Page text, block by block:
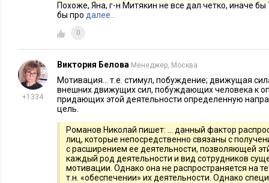
Система мотивации – это инструмент менеджера. Причем
управлять текущей ситуацией, непосредственный
оперативно менять механизмы мотивации, подстраиваясь
а не ждать, пока эти нормы будут спущена службой
мотивации надо учитывать «заказчиков» и
устанавливается оплата (кто и для кого делает работу).
исполнителя со стороны заказчика с системой оплаты,
т.к. будет побуждать исполнителя лучше «выкладываться»,
уровень его зарплаты. Заказчиками и исполнителями по
рамках компании могут быть два подразделения, группа
работника. Мотивация включает в себя как материальный,
Андрей привел интересную классификацию основных
Похоже, Яна, г-н Митякин не все дал четко, иначе
бы про далее…
0
+1334
Виктория Белова Менеджер, Москва
Мотивация... т.е. стимул, побуждение; движущая
внешних движущих сил, побуждающих человека к
придающих этой деятельности определенную
цель.
Романов Николай пишет: ... данный фактор
лиц, которые непосредственно связаны с
с расширением ее деятельности, позволяющей
каждый род деятельности и вид сотрудников
мотивации. Однако она не распространяется на
т.н. «обеспечении» их деятельности. Однако